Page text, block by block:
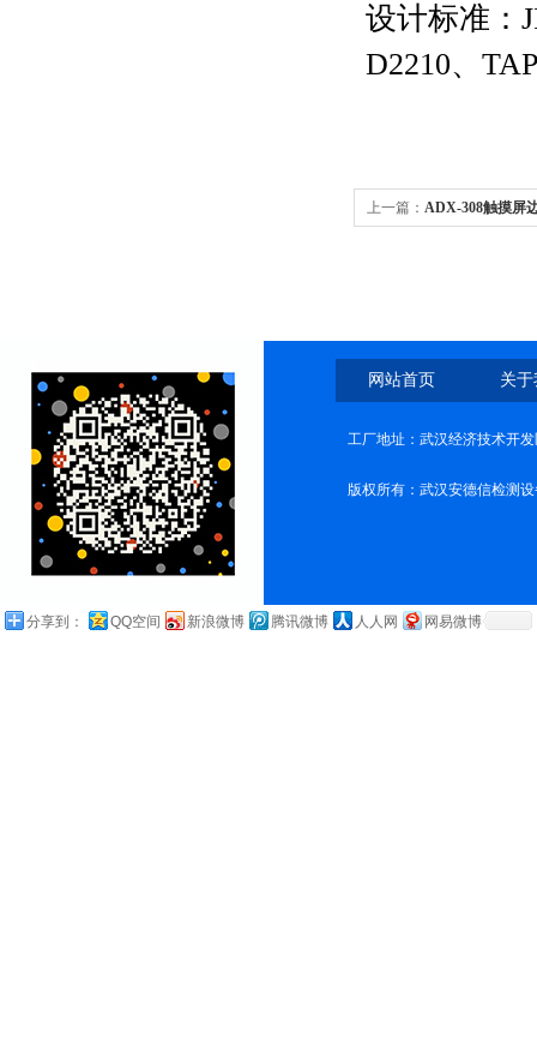
设计标准：
D2210、
上一篇： ADX-308触摸屏
网站首页 关
工厂地址：武汉经济技术开
版权所有：武汉安德信检测
分享到： QQ空间 新浪微博 腾讯微博 人人网 网易微博